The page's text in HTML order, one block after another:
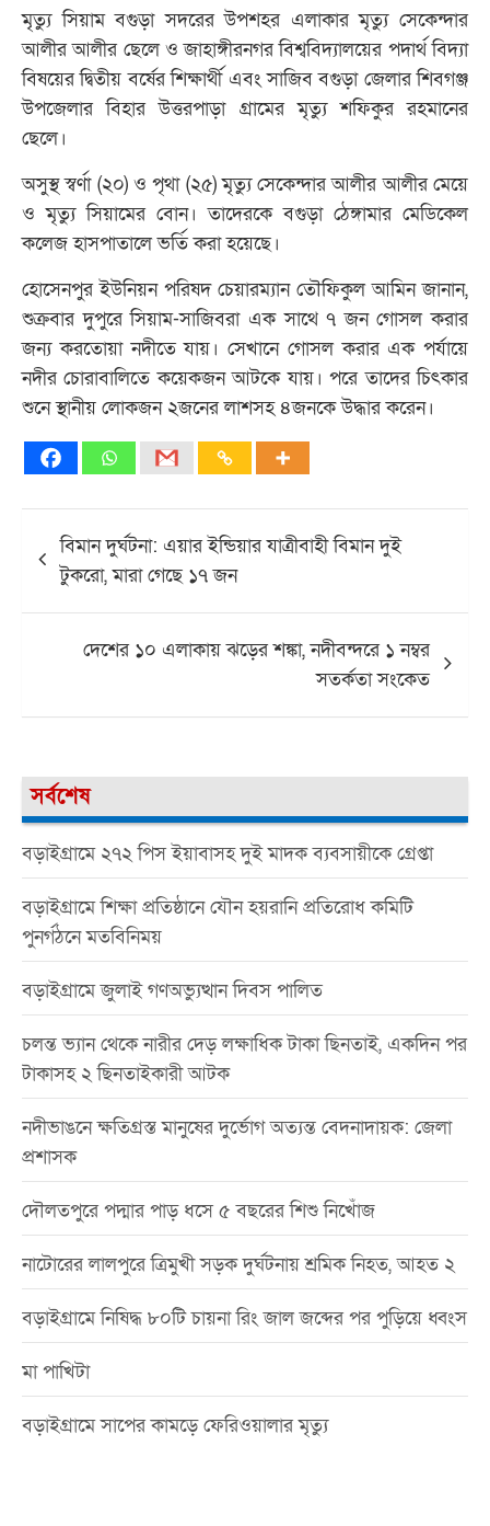
মৃত্যু সিয়াম বগুড়া সদরের উপশহর এলাকার মৃত্যু সেকেন্দার
আলীর আলীর ছেলে ও জাহাঙ্গীরনগর বিশ্ববিদ্যালয়ের পদার্থ বিদ্যা
বিষয়ের দ্বিতীয় বর্ষের শিক্ষার্থী এবং সাজিব বগুড়া জেলার শিবগঞ্জ
উপজেলার বিহার উত্তরপাড়া গ্রামের মৃত্যু শফিকুর রহমানের
ছেলে।
অসুস্থ স্বর্ণা (২০) ও পৃথা (২৫) মৃত্যু সেকেন্দার আলীর আলীর মেয়ে
ও মৃত্যু সিয়ামের বোন। তাদেরকে বগুড়া ঠেঙ্গামার মেডিকেল
কলেজ হাসপাতালে ভর্তি করা হয়েছে।
হোসেনপুর ইউনিয়ন পরিষদ চেয়ারম্যান তৌফিকুল আমিন জানান,
শুক্রবার দুপুরে সিয়াম-সাজিবরা এক সাথে ৭ জন গোসল করার
জন্য করতোয়া নদীতে যায়। সেখানে গোসল করার এক পর্যায়ে
নদীর চোরাবালিতে কয়েকজন আটকে যায়। পরে তাদের চিৎকার
শুনে স্থানীয় লোকজন ২জনের লাশসহ ৪জনকে উদ্ধার করেন।
Post
navigation
বিমান দুর্ঘটনা: এয়ার ইন্ডিয়ার যাত্রীবাহী বিমান দুই
টুকরো, মারা গেছে ১৭ জন
দেশের ১০ এলাকায় ঝড়ের শঙ্কা, নদীবন্দরে ১ নম্বর
সতর্কতা সংকেত
সর্বশেষ
বড়াইগ্রামে ২৭২ পিস ইয়াবাসহ দুই মাদক ব্যবসায়ীকে গ্রেপ্তা
বড়াইগ্রামে শিক্ষা প্রতিষ্ঠানে যৌন হয়রানি প্রতিরোধ কমিটি
পুনর্গঠনে মতবিনিময়
বড়াইগ্রামে জুলাই গণঅভ্যুত্থান দিবস পালিত
চলন্ত ভ্যান থেকে নারীর দেড় লক্ষাধিক টাকা ছিনতাই, একদিন পর
টাকাসহ ২ ছিনতাইকারী আটক
নদীভাঙনে ক্ষতিগ্রস্ত মানুষের দুর্ভোগ অত্যন্ত বেদনাদায়ক: জেলা
প্রশাসক
দৌলতপুরে পদ্মার পাড় ধসে ৫ বছরের শিশু নিখোঁজ
নাটোরের লালপুরে ত্রিমুখী সড়ক দুর্ঘটনায় শ্রমিক নিহত, আহত ২
বড়াইগ্রামে নিষিদ্ধ ৮০টি চায়না রিং জাল জব্দের পর পুড়িয়ে ধ্বংস
মা পাখিটা
বড়াইগ্রামে সাপের কামড়ে ফেরিওয়ালার মৃত্যু